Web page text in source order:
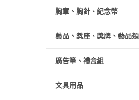
胸章、胸針、紀念幣
藝品、獎座、獎牌、藝品類
廣告筆、禮盒組
文具用品